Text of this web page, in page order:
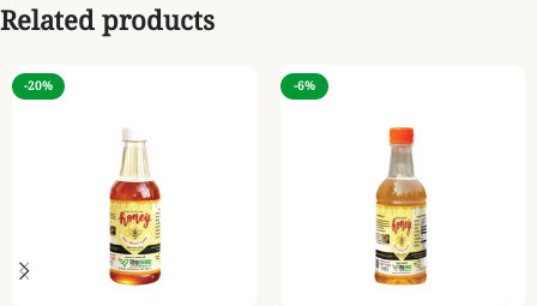
Related products
-20% -6%